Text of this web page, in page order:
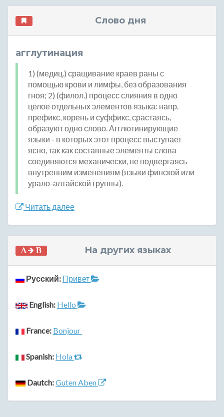
Слово дня
агглутинация
1) (медиц.) сращивание краев раны с
помощью крови и лимфы, без образования
гноя; 2) (филол.) процесс слияния в одно
целое отдельных элементов языка: напр.
префикс, корень и суффикс, срастаясь,
образуют одно слово. Агглютинирующие
языки - в которых этот процесс выступает
ясно, так как составные элементы слова
соединяются механически, не подвергаясь
внутренним изменениям (языки финской или
урало-алтайской группы).
Читать далее
На других языках
Русский: Привет
English: Hello
France: Bonjour
Spanish: Hola
Dautch:Guten Aben